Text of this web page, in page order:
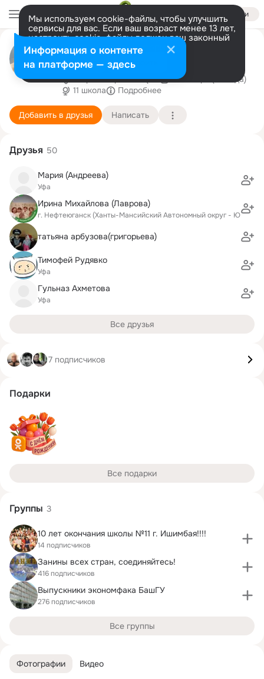
Войти
Мы используем cookie-файлы, чтобы улучшить
сервисы для вас. Если ваш возраст менее 13 лет,
настроить cookie-файлы должен ваш законный
представитель. Больше информации
Разрешить все Настроить
Ольга Занина
Ишимбайская шлюха
г. Красноармейск (Московская область)
19 января (42 года)
11 школа
Подробнее
Добавить в друзья Написать
Фотографии Видео
Друзья 50
Мария (Андреева)
Уфа
Ирина Михайлова (Лаврова)
г. Нефтеюганск (Ханты-Мансийский Автономный округ - Югра
татьяна арбузова(григорьева)
Тимофей Рудявко
Уфа
Гульназ Ахметова
Уфа
Все друзья
7 подписчиков
Подарки
Все подарки
Группы 3
10 лет окончания школы №11 г. Ишимбая!!!!
14 подписчиков
Занины всех стран, соединяйтесь!
416 подписчиков
Выпускники экономфака БашГУ
276 подписчиков
Все группы
Информация о контенте
на платформе — здесь